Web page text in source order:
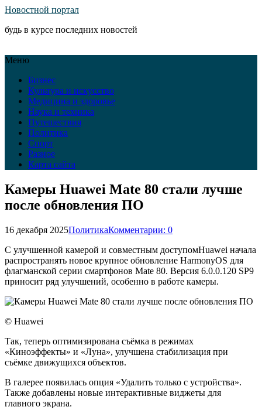
Новостной портал
будь в курсе последних новостей
Меню
Бизнес
Культура и искусство
Медицина и здоровье
Наука и техника
Путешествия
Политика
Спорт
Разное
Карта сайта
Камеры Huawei Mate 80 стали лучше
после обновления ПО
16 декабря 2025ПолитикаКомментарии: 0
С улучшенной камерой и совместным доступомHuawei начала
распространять новое крупное обновление HarmonyOS для
флагманской серии смартфонов Mate 80. Версия 6.0.0.120 SP9
приносит ряд улучшений, особенно в работе камеры.
© Huawei
Так, теперь оптимизирована съёмка в режимах
«Киноэффекты» и «Луна», улучшена стабилизация при
съёмке движущихся объектов.
В галерее появилась опция «Удалить только с устройства».
Также добавлены новые интерактивные виджеты для
главного экрана.